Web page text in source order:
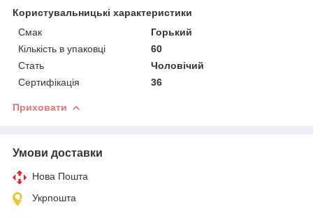
Користувальницькі характеристики
Смак
Горький
Кількість в упаковці
60
Стать
Чоловічий
Сертифікація
36
Приховати
Умови доставки
Нова Пошта
Укрпошта